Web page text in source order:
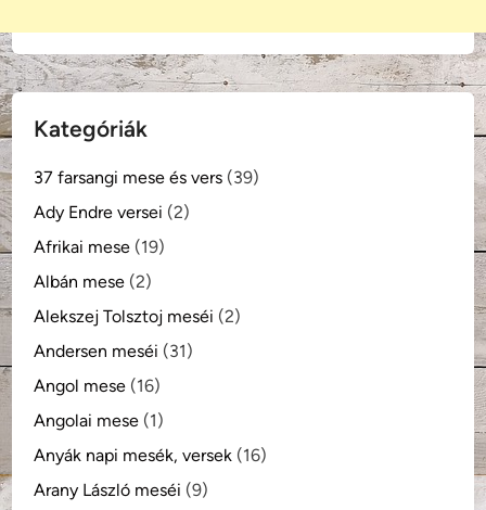
Kategóriák
37 farsangi mese és vers (39)
Ady Endre versei (2)
Afrikai mese (19)
Albán mese (2)
Alekszej Tolsztoj meséi (2)
Andersen meséi (31)
Angol mese (16)
Angolai mese (1)
Anyák napi mesék, versek (16)
Arany László meséi (9)